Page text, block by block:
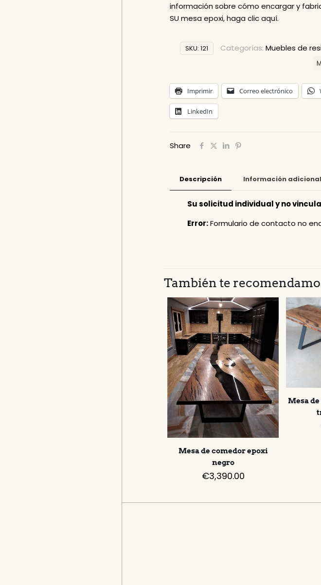
información sobre cómo encargar y
SU mesa epoxi,haga clic aquí.
SKU:121 Categorías:Muebles de
Imprimir Correo electrónico
LinkedIn
Share
Descripción Información adicional
Su solicitud individual y no
Error:Formulario de contacto no
También te
Mesa de comedor epoxi
negro
€3,390.00
Mesa